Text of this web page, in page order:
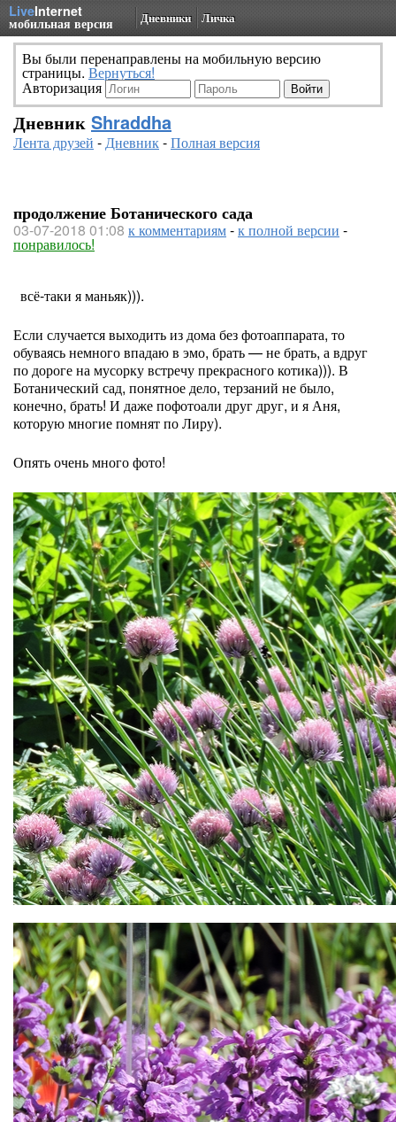
LiveInternet
мобильная версия Дневники Личка
Вы были перенаправлены на мобильную версию
страницы. Вернуться!
Авторизация
Дневник Shraddha
Лента друзей -Дневник-Полная версия
продолжение Ботанического сада
03-07-2018 01:08 к комментариям-к полной версии -
понравилось!
всё-таки я маньяк))).
Если случается выходить из дома без фотоаппарата, то
обуваясь немного впадаю в эмо, брать — не брать, а вдруг
по дороге на мусорку встречу прекрасного котика))). В
Ботанический сад, понятное дело, терзаний не было,
конечно, брать! И даже пофотоали друг друг, и я Аня,
которую многие помнят по Лиру).
Опять очень много фото!